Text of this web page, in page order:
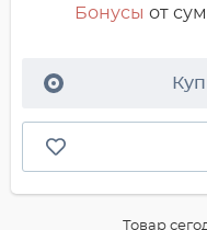
Бонусы от
Товар